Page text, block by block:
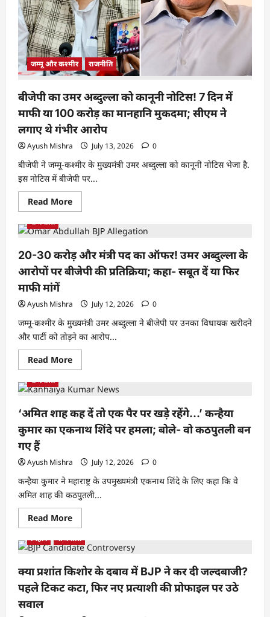
जम्मू और कश्मीर राजनीति
बीजेपी का उमर अब्दुल्ला को कानूनी नोटिस! 7 दिन में
माफी या 100 करोड़ का मानहानि मुकदमा; सीएम ने
लगाए थे गंभीर आरोप
Ayush Mishra July 13, 2026 0
बीजेपी ने जम्मू-कश्मीर के मुख्यमंत्री उमर अब्दुल्ला को कानूनी नोटिस भेजा है.
इस नोटिस में बीजेपी पर...
Read More
राजनीति
20-30 करोड़ और मंत्री पद का ऑफर! उमर अब्दुल्ला के
आरोपों पर बीजेपी की प्रतिक्रिया; कहा- सबूत दें या फिर
माफी मांगें
Ayush Mishra July 12, 2026 0
जम्मू-कश्मीर के मुख्यमंत्री उमर अब्दुल्ला ने बीजेपी पर उनका विधायक खरीदने
और पार्टी को तोड़ने का आरोप...
Read More
राजनीति
‘अमित शाह कह दें तो एक पैर पर खड़े रहेंगे…’ कन्हैया
कुमार का एकनाथ शिंदे पर हमला; बोले- वो कठपुतली बन
गए हैं
Ayush Mishra July 12, 2026 0
कन्हैया कुमार ने महाराष्ट्र के उपमुख्यमंत्री एकनाथ शिंदे के लिए कहा कि वे
अमित शाह की कठपुतली...
Read More
बिहार राजनीति
क्या प्रशांत किशोर के दबाव में BJP ने कर दी जल्दबाजी?
पहले टिकट कटा, फिर नए प्रत्याशी की प्रोफाइल पर उठे
सवाल